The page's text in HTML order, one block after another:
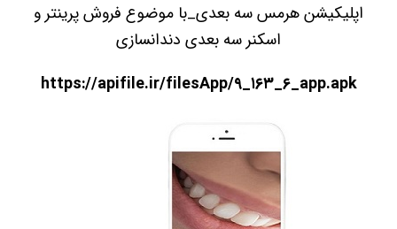
اپلیکیشن هرمس سه بعدی_با موضوع فروش پرینتر و
اسکنر سه بعدی دندانسازی
https://apifile.ir/filesApp/۹_۱۶۳_۶_app.apk